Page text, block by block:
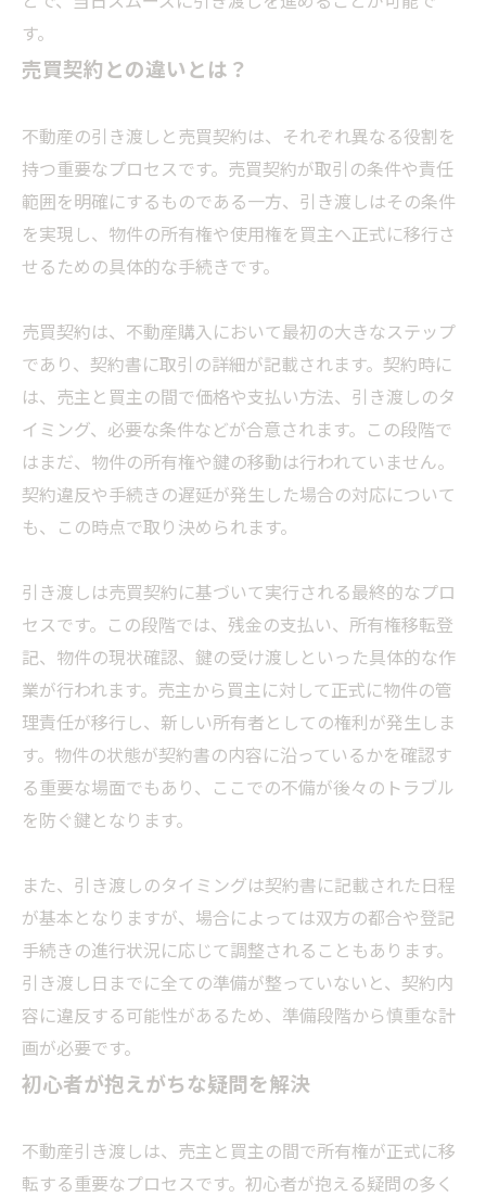
す。
売買契約との違いとは？
不動産の引き渡しと売買契約は、それぞれ異なる役割を
持つ重要なプロセスです。売買契約が取引の条件や責任
範囲を明確にするものである一方、引き渡しはその条件
を実現し、物件の所有権や使用権を買主へ正式に移行さ
せるための具体的な手続きです。
売買契約は、不動産購入において最初の大きなステップ
であり、契約書に取引の詳細が記載されます。契約時に
は、売主と買主の間で価格や支払い方法、引き渡しのタ
イミング、必要な条件などが合意されます。この段階で
はまだ、物件の所有権や鍵の移動は行われていません。
契約違反や手続きの遅延が発生した場合の対応について
も、この時点で取り決められます。
引き渡しは売買契約に基づいて実行される最終的なプロ
セスです。この段階では、残金の支払い、所有権移転登
記、物件の現状確認、鍵の受け渡しといった具体的な作
業が行われます。売主から買主に対して正式に物件の管
理責任が移行し、新しい所有者としての権利が発生しま
す。物件の状態が契約書の内容に沿っているかを確認す
る重要な場面でもあり、ここでの不備が後々のトラブル
を防ぐ鍵となります。
また、引き渡しのタイミングは契約書に記載された日程
が基本となりますが、場合によっては双方の都合や登記
手続きの進行状況に応じて調整されることもあります。
引き渡し日までに全ての準備が整っていないと、契約内
容に違反する可能性があるため、準備段階から慎重な計
画が必要です。
初心者が抱えがちな疑問を解決
不動産引き渡しは、売主と買主の間で所有権が正式に移
転する重要なプロセスです。初心者が抱える疑問の多く